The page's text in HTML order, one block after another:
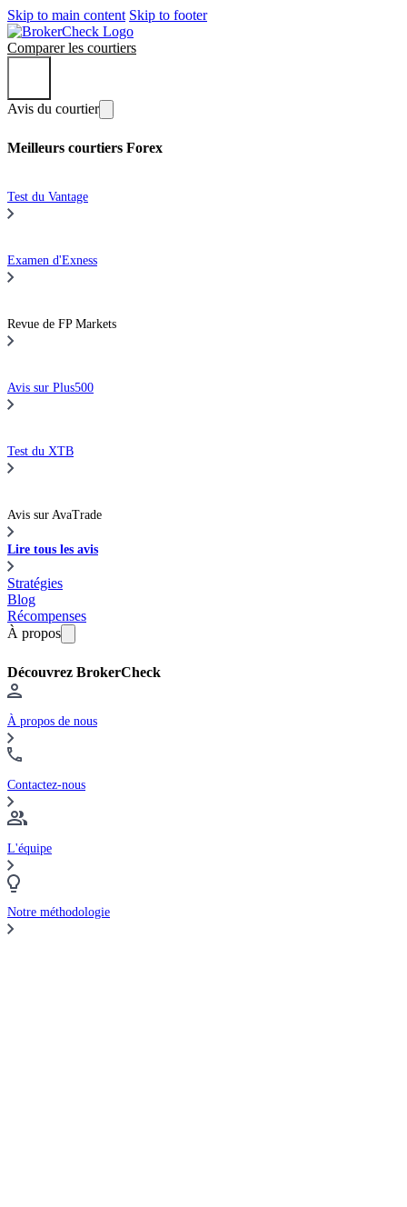
Skip to main content Skip to footer
Comparer les courtiers
Avis du courtier
Meilleurs courtiers Forex
Test du Vantage
Examen d'Exness
Revue de FP Markets
Avis sur Plus500
Test du XTB
Avis sur AvaTrade
Lire tous les avis
Stratégies
Blog
Récompenses
À propos
Découvrez BrokerCheck
À propos de nous
Contactez-nous
L'équipe
Notre méthodologie